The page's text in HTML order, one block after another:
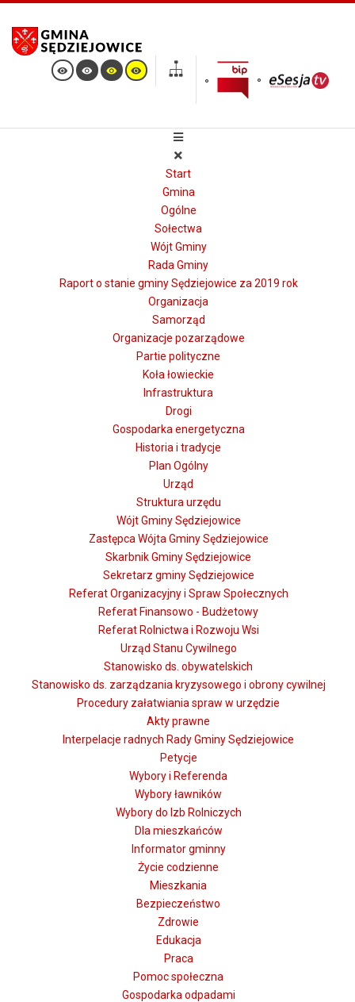
Start
Gmina
Ogólne
Sołectwa
Wójt Gminy
Rada Gminy
Raport o stanie gminy Sędziejowice za 2019 rok
Organizacja
Samorząd
Organizacje pozarządowe
Partie polityczne
Koła łowieckie
Infrastruktura
Drogi
Gospodarka energetyczna
Historia i tradycje
Plan Ogólny
Urząd
Struktura urzędu
Wójt Gminy Sędziejowice
Zastępca Wójta Gminy Sędziejowice
Skarbnik Gminy Sędziejowice
Sekretarz gminy Sędziejowice
Referat Organizacyjny i Spraw Społecznych
Referat Finansowo - Budżetowy
Referat Rolnictwa i Rozwoju Wsi
Urząd Stanu Cywilnego
Stanowisko ds. obywatelskich
Stanowisko ds. zarządzania kryzysowego i obrony cywilnej
Procedury załatwiania spraw w urzędzie
Akty prawne
Interpelacje radnych Rady Gminy Sędziejowice
Petycje
Wybory i Referenda
Wybory ławników
Wybory do Izb Rolniczych
Dla mieszkańców
Informator gminny
Życie codzienne
Mieszkania
Bezpieczeństwo
Zdrowie
Edukacja
Praca
Pomoc społeczna
Gospodarka odpadami